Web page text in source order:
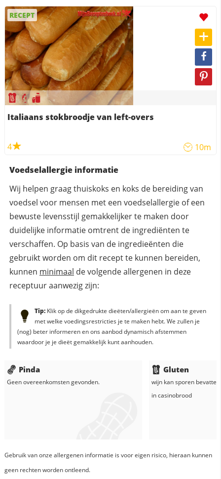
RECEPT
Italiaans stokbroodje van left-overs
4 10m
Voedselallergie informatie
Wij helpen graag thuiskoks en koks de bereiding van
voedsel voor mensen met een voedselallergie of een
bewuste levensstijl gemakkelijker te maken door
duidelijke informatie omtrent de ingrediënten te
verschaffen. Op basis van de ingredieënten die
gebruikt worden om dit recept te kunnen bereiden,
kunnen minimaal de volgende allergenen in deze
receptuur aanwezig zijn:
Tip:Klik op de dikgedrukte dieëten/allergieën om aan te geven
met welke voedingsrestricties je te maken hebt. We zullen je
(nog) beter informeren en ons aanbod dynamisch afstemmen
waardoor je je dieët gemakkelijk kunt aanhouden.
Pinda
Geen overeenkomsten gevonden.
Gluten
wijnkan sporen
incasinobrood
Gebruik van onze allergenen informatie is voor eigen risico, hieraan kunnen
geen rechten worden ontleend.